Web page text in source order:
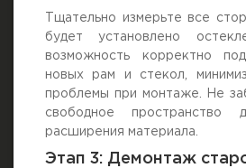
Тщательно измерьте все
будет установлено
возможность корректно
новых рам и стекол,
проблемы при монтаже. Не
свободное
расширения материала.
Этап 3: Демонтаж